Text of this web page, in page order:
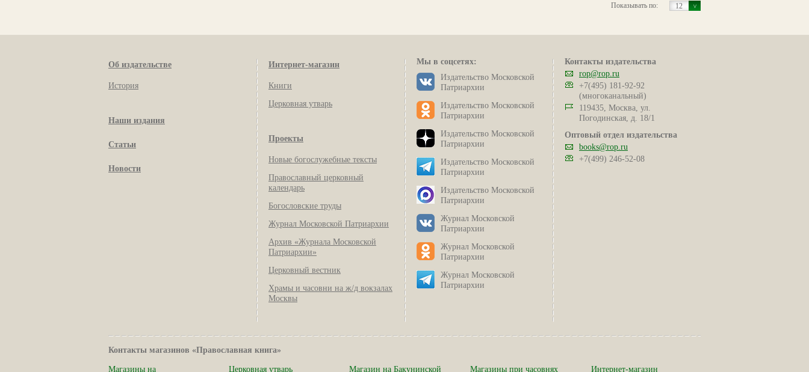
12
Показывать по:
Об издательстве
История
Наши издания
Статьи
Новости
Интернет-магазин
Книги
Церковная утварь
Проекты
Новые богослужебные тексты
Православный церковный
календарь
Богословские труды
Журнал Московской Патриархии
Архив «Журнала Московской
Патриархии»
Церковный вестник
Храмы и часовни на ж/д вокзалах
Москвы
Мы в соцсетях:
Издательство Московской
Патриархии
Издательство Московской
Патриархии
Издательство Московской
Патриархии
Издательство Московской
Патриархии
Издательство Московской
Патриархии
Журнал Московской
Патриархии
Журнал Московской
Патриархии
Журнал Московской
Патриархии
Контакты издательства
rop@rop.ru
+7(495) 181-92-92
(многоканальный)
119435, Москва, ул.
Погодинская, д. 18/1
Оптовый отдел издательства
books@rop.ru
+7(499) 246-52-08
Контакты магазинов «Православная книга»
Магазины на Церковная утварь Магазин на Бакунинской Магазины при часовнях Интернет-магазин